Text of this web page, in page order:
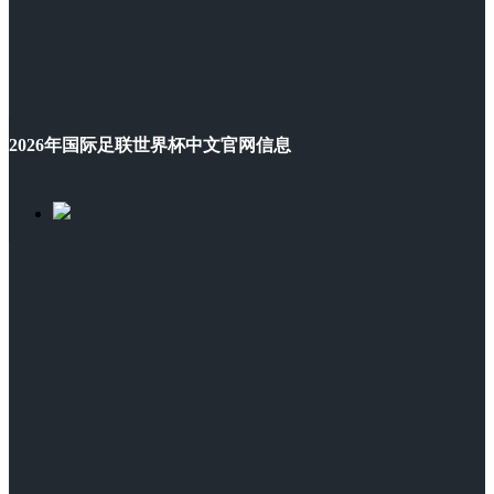
2026年国际足联世界杯中文官网信息